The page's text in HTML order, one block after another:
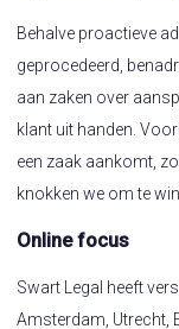
Behalve proactieve
geprocedeerd,
aan zaken over
klant uit handen.
een zaak aankomt,
knokken we om te
Online focus
Swart Legal heeft
Amsterdam, Utrecht,